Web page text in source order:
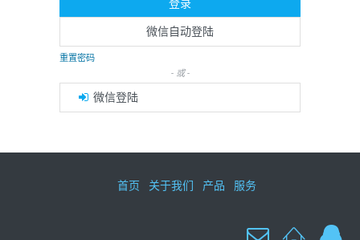
登录
微信自动登陆
重置密码
- 或 -
微信登陆
首页 关于我们 产品 服务